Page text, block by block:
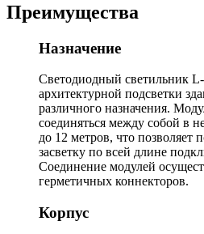
Преимущества
Назначение
Светодиодный светильник
архитектурной подсветки
различного назначения.
соединяться между собой в
до 12 метров, что позволяет
засветку по всей длине
Соединение модулей
герметичных коннекторов.
Корпус